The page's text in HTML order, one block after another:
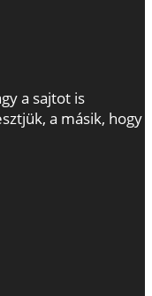
a sajtot is
a másik, hogy